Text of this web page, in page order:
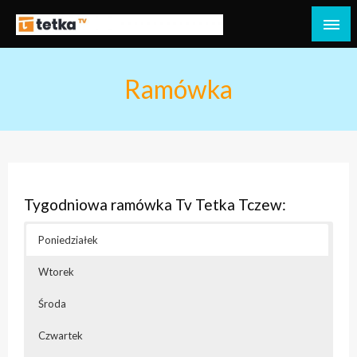
treściTv Tetka Tczew
Tetka Tczew – Twoja lokalna telewizja!
Ramówka
Tygodniowa ramówka Tv Tetka Tczew:
Poniedziałek
Wtorek
Środa
Czwartek